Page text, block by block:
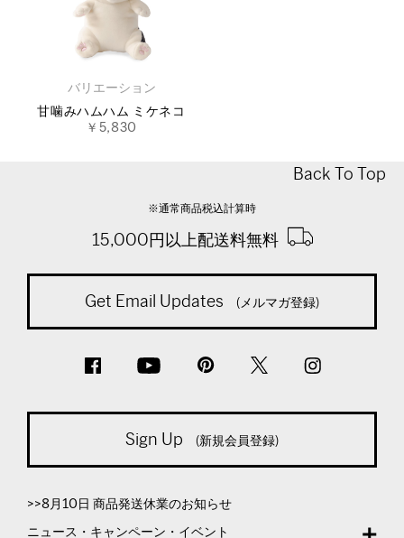
バリエーション
甘噛みハムハム ミケネコ
￥5,830
Back To Top
※通常商品税込計算時
15,000円以上配送料無料
Get Email Updates (メルマガ登録)
Sign Up (新規会員登録)
>>8月10日 商品発送休業のお知らせ
ニュース・キャンペーン・イベント